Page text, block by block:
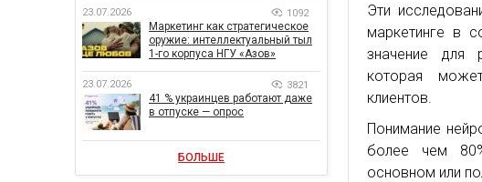
Эти
маркетинге в
значение для
которая
клиентов.
Понимание
более чем
основном или
23.07.2026 1092
Маркетинг как стратегическое
оружие: интеллектуальный тыл
1-го корпуса НГУ «Азов»
23.07.2026 3821
41 % украинцев работают даже
в отпуске — опрос
БОЛЬШЕ